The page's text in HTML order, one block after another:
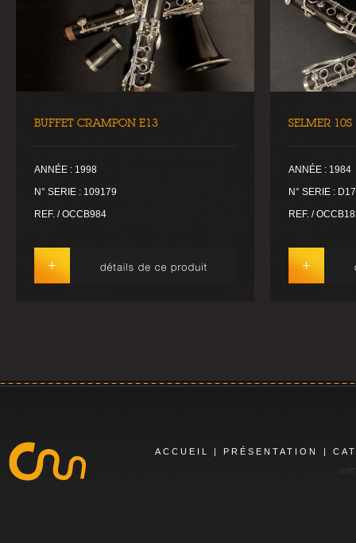
BUFFET CRAMPON E13
ANNÉE : 1998
N° SERIE : 109179
REF. / OCCB984
SELMER 10S
ANNÉE : 1984
N° SERIE :
REF. /
ACCUEIL |PRÉSENTATION |